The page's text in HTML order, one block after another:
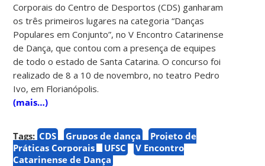
Corporais do Centro de Desportos (CDS) ganharam
os três primeiros lugares na categoria “Danças
Populares em Conjunto”, no V Encontro Catarinense
de Dança, que contou com a presença de equipes
de todo o estado de Santa Catarina. O concurso foi
realizado de 8 a 10 de novembro, no teatro Pedro
Ivo, em Florianópolis.
(mais…)
Tags: CDS Grupos de dança
Projeto de
Práticas Corporais
UFSC
V Encontro
Catarinense de Dança